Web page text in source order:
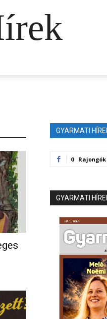
GYARMATI
0 Rajongók
GYARMATI